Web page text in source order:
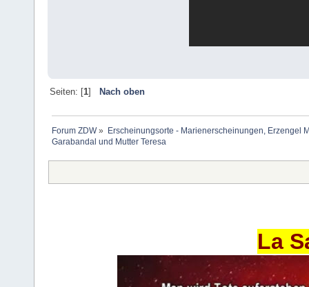
Seiten: [1] Nach oben
Forum ZDW»
Erscheinungsorte - Marienerscheinungen, Erzengel
Garabandal und Mutter Teresa
La